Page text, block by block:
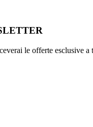
le offerte esclusive a